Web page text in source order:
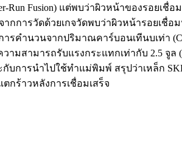
Fusion) แต่พบว่าผิวหน้าของรอยเชื่อ
ากการวัดด้วยเกจวัดพบว่าผิวหน้ารอยเ
คำนวนจากปริมาณคาร์บอนเทีนบเท่า
ามสามารถรับแรงกระแทกเท่ากับ 2.5
บการนำไปใช้ทำแม่พิมพ์ สรุปว่าเหล็ก
กร้าวหลังการเชื่อมเสร็จ